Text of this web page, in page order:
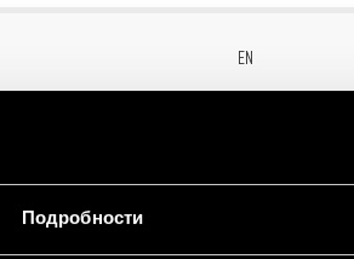
Подробности
EN